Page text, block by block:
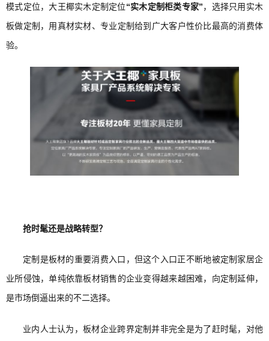
模式定位，大王椰实木定制定位“实木定制柜类专家”，选择只用实木
板做定制，用真材实材、专业定制给到广大客户性价比最高的消费体
验。
抢时髦还是战略转型？
定制是板材的重要消费入口，但这个入口正不断地被定制家居企
业所侵蚀，单纯依靠板材销售的企业变得越来越困难，向定制延伸，
是市场倒逼出来的不二选择。
业内人士认为，板材企业跨界定制并非完全是为了赶时髦，对他